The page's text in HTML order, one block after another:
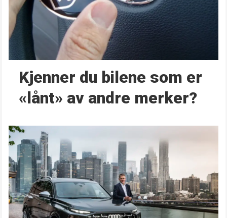
Kjenner du bilene som er
«lånt» av andre merker?